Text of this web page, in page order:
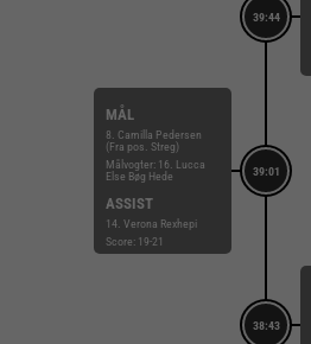
39:44
39:01
MÅL
8. Camilla Pedersen
(Fra pos. Streg)
Målvogter: 16. Lucca
Else Bøg Hede
ASSIST
14. Verona Rexhepi
Score: 19-21
38:43